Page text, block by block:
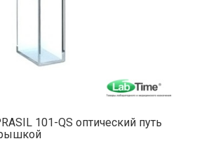
101-QS оптический путь